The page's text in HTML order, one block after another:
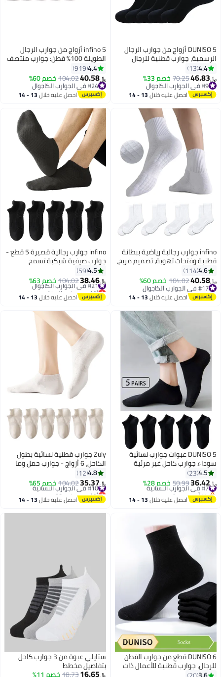
DUNISO 5 أزواج من جوارب الرجال
الرسمية، جوارب قطنية للرجال
للأعمال الرسمية ناعمة وقابلة
للتنفس، جوارب طويلة غير رسمية،
سوداء
4.4
13
﷼‏46.83
70.25خصم 33%
#9 في الجوارب الكاجوال
#9 في الجوارب الكاجوال احصل عليه خلال 13 - 14
6
infino 5 أزواج من جوارب الرجال
الطويلة 100% قطن: جوارب منتصف
الساق، جوارب رسمية، تمتص
الرطوبة، مناسبة لجميع الفصول
باللون الأبيض النقي للاستخدام في
اللباس الرسمي غير الكامل
4.4
919
﷼‏40.58
104.02خصم 60%
#24 في الجوارب الكاجوال
#24 في الجوارب الكاجوال احصل عليه خلال 13 - 14
2
infino جوارب رجالية رياضية ببطانة
قطنية وفتحات تهوية، تصميم مريح،
تقنية مضادة للانزلاق - مثالية للجري
وكرة السلة والاستخدام اليومي
(عبوة من 4 أزواج، أبيض)
4.6
114
﷼‏40.58
104.02خصم 60%
#17 في الجوارب الكاجوال
#17 في الجوارب الكاجوال احصل عليه خلال 13 - 14
3
infino جوارب رجالية قصيرة 5 قطع -
جوارب صيفية شبكية تسمح
بالتهوية بتقنية 7A المضادة
للبكتيريا، تمتص الرطوبة، وبها نعل
مساج مضاد للانزلاق
4.5
59
﷼‏38.46
104.02خصم 63% #21 في الجوارب الكاجوال
أقل سعر في السنة
#21 في الجوارب الكاجوال احصل عليه خلال 13 - 14
DUNISO 5 عبوات جوارب نسائية
سوداء جوارب كاحل غير مرئية
كاجوال ناعمة من القطن جوارب
منخفضة القطع ناعمة
4.5
23
﷼‏36.42
50.99خصم 28% #7 في الجوارب النسائية
بتخلّص بسرعة
#7 في الجوارب النسائية احصل عليه خلال 13 - 14
2
Zuly جوارب قطنية نسائية بطول
الكاحل، 6 أزواج - جوارب حمل وما
بعد الولادة قابلة للتنفس وبدون
خياطة في مقدمة القدم مع حافة
مانعة للانزلاق (6 أزواج باللون
الأبيض)
4.8
12
﷼‏35.37
104.02خصم 65% #10 في الجوارب النسائية
أقل سعر في 30 يوم
#10 في الجوارب النسائية احصل عليه خلال 13 - 14
DUNISO 6 قطع من جوارب القطن
للرجال، جوارب قطنية للأعمال ذات
ستايلي عبوة من 3 جوارب كاحل
بتفاصيل مخطط
﷼‏16.65